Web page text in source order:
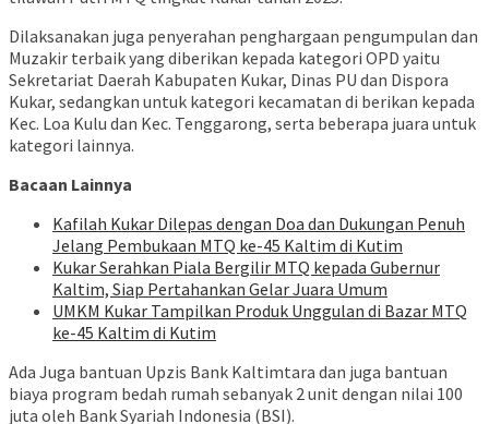
Dilaksanakan juga penyerahan penghargaan pengumpulan dan
Muzakir terbaik yang diberikan kepada kategori OPD yaitu
Sekretariat Daerah Kabupaten Kukar, Dinas PU dan Dispora
Kukar, sedangkan untuk kategori kecamatan di berikan kepada
Kec. Loa Kulu dan Kec. Tenggarong, serta beberapa juara untuk
kategori lainnya.
Bacaan Lainnya
Kafilah Kukar Dilepas dengan Doa dan Dukungan Penuh
Jelang Pembukaan MTQ ke-45 Kaltim di Kutim
Kukar Serahkan Piala Bergilir MTQ kepada Gubernur
Kaltim, Siap Pertahankan Gelar Juara Umum
UMKM Kukar Tampilkan Produk Unggulan di Bazar MTQ
ke-45 Kaltim di Kutim
Ada Juga bantuan Upzis Bank Kaltimtara dan juga bantuan
biaya program bedah rumah sebanyak 2 unit dengan nilai 100
juta oleh Bank Syariah Indonesia (BSI).